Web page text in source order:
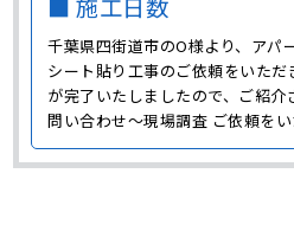
千葉県四街道市のO様より、アパ
シート貼り工事のご依頼をいた
が完了いたしましたので、ご紹
問い合わせ～現場調査 ご依頼をい
伺いました。 屋上には汚れや剥
に見られ、防水機能が失われて
屋根がないため、雨や紫外線の